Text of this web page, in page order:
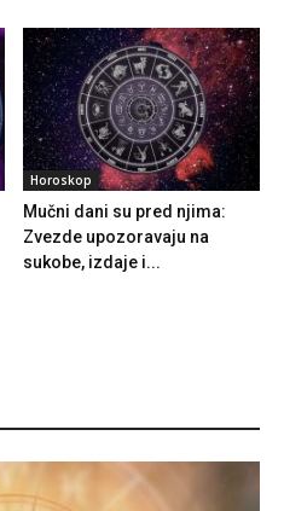
Horoskop
Mučni dani su pred njima:
Zvezde upozoravaju na
sukobe, izdaje i...